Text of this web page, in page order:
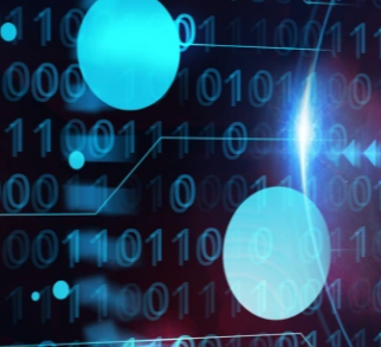
瑞丝塔化妆品贸
易有限公司新闻